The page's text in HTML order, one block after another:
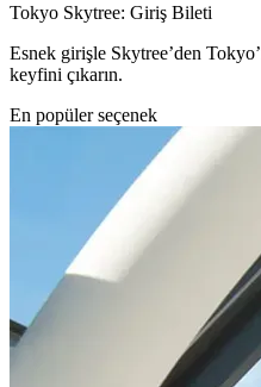
Tokyo Skytree: Giriş Bileti
Esnek girişle Skytree’den
keyfini çıkarın.
En popüler seçenek